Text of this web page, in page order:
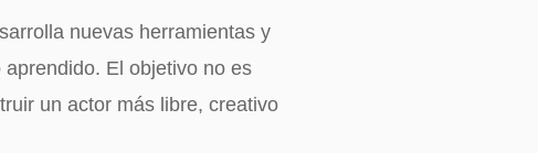
nuevas herramientas y
El objetivo no es
un actor más libre, creativo